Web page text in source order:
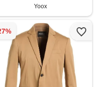
Yoox